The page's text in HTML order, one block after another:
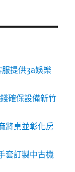
提供3a娛樂
確保設備新竹
將桌並彰化房
套訂製中古機